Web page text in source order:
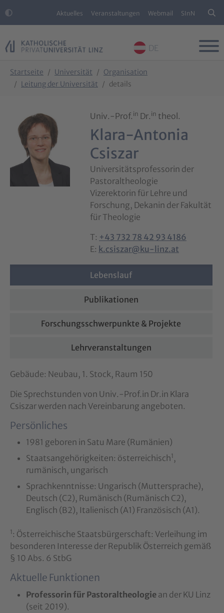
Aktuelles Veranstaltungen Webmail SInN
DE
Startseite Universität
Organisation
Leitung der Universität
details
Univ.-Prof. in Dr. in theol.
Klara-Antonia
Csiszar
Universitätsprofessorin der
Pastoraltheologie
Vizerektorin für Lehre und
Forschung, Dekanin der Fakultät
für Theologie
T: +43 732 78 42 93 4186
E: k.csiszar@ku-linz.at
Lebenslauf
Publikationen
Forschungsschwerpunkte & Projekte
Lehrveranstaltungen
Gebäude: Neubau, 1. Stock, Raum 150
Die Sprechstunden von Univ.-Prof.in Dr.in Klara
Csiszar werden nach Vereinbarung angeboten.
Persönliches
1981 geboren in Satu Mare (Rumänien)
Staatsangehörigkeiten: österreichisch1 ,
rumänisch, ungarisch
Sprachkenntnisse: Ungarisch (Muttersprache),
Deutsch (C2), Rumänisch (Rumänisch C2),
Englisch (B2), Italienisch (A1) Französisch (A1).
1 : Österreichische Staatsbürgerschaft: Verleihung im
besonderen Interesse der Republik Österreich gemäß
§ 10 Abs. 6 StbG
Aktuelle Funktionen
Professorin für Pastoraltheologie an der KU Linz
(seit 2019).